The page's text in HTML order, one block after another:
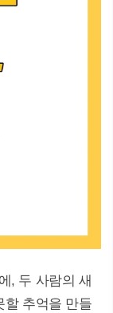
, 두 사람의 새
할 추억을 만들